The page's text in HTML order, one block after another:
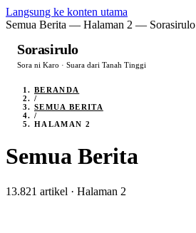
Langsung ke konten utama
Semua Berita — Halaman 2 — Sorasirulo
Sorasirulo
Sora ni Karo · Suara dari Tanah Tinggi
BERANDA
/
SEMUA BERITA
/
HALAMAN 2
Semua Berita
13.821 artikel · Halaman 2